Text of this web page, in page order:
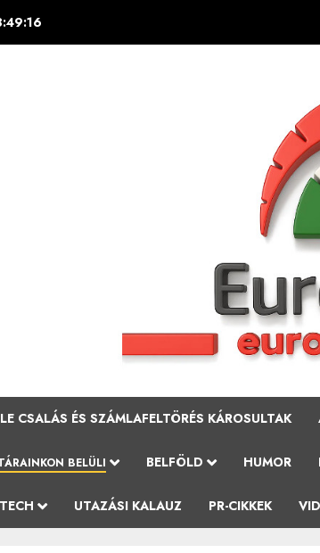
CSALÁS ÉS SZÁMLAFELTÖRÉS KÁROSULTAK
BELÜLI BELFÖLD HUMOR
TECH UTAZÁSI KALAUZ PR-CIKKEK